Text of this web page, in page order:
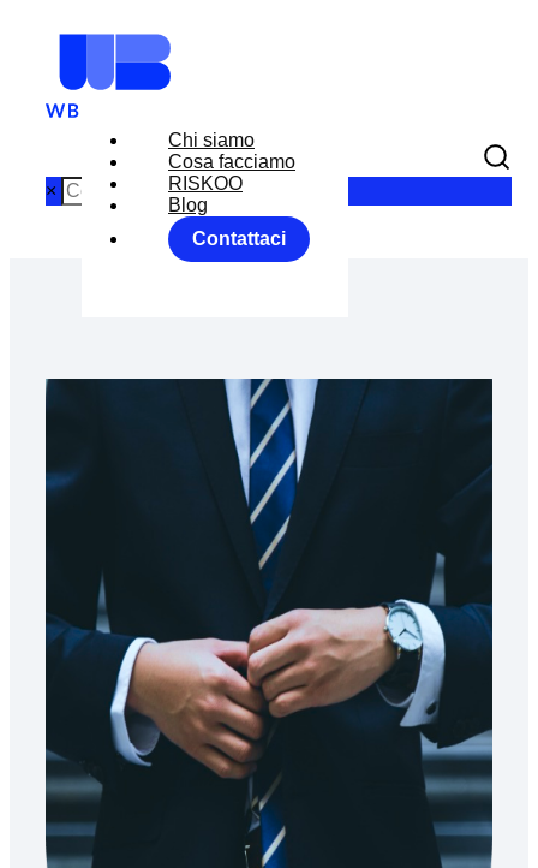
Chi siamo
Cosa facciamo
RISKOO
Blog
Contattaci
×